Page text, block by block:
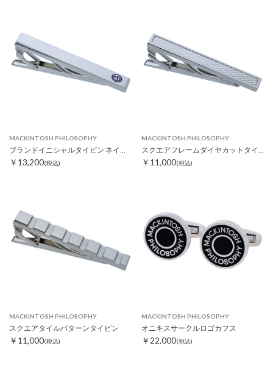
MACKINTOSH PHILOSOPHY
ブランドイニシャルタイピン ネイビー
￥13,200(税込)
MACKINTOSH PHILOSOPHY
スクエアフレームダイヤカットタイピン
￥11,000(税込)
MACKINTOSH PHILOSOPHY
スクエアタイルパターンタイピン
￥11,000(税込)
MACKINTOSH PHILOSOPHY
オニキスサークルロゴカフス
￥22,000(税込)